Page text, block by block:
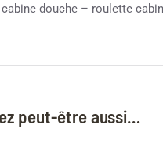
douche – roulette
peut-être aussi…